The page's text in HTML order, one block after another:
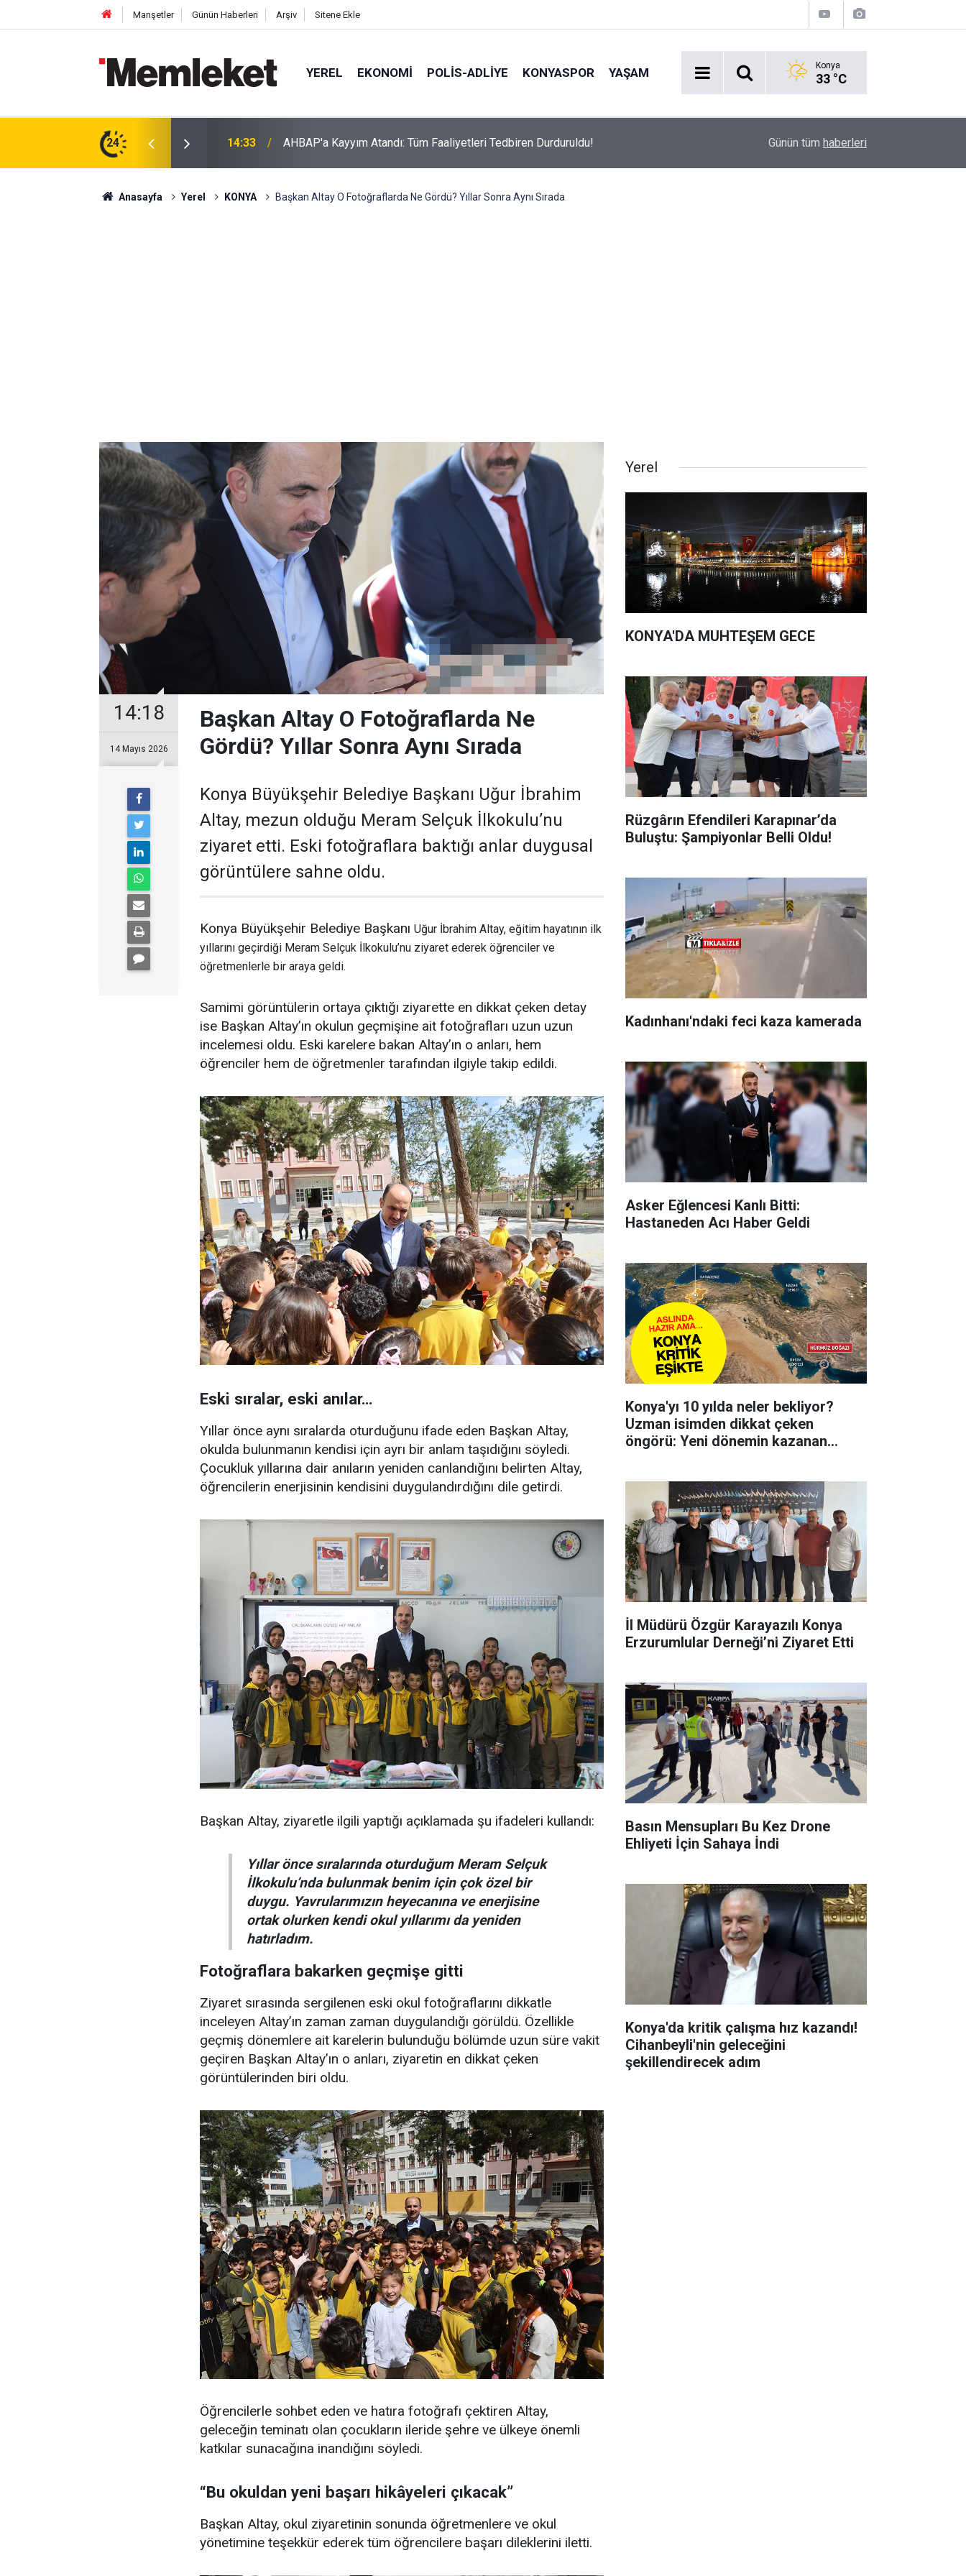
Manşetler Günün Haberleri Arşiv Sitene Ekle
YEREL EKONOMI POLİS-ADLİYE KONYASPOR YAŞAM Konya
33 °C
24
Tedbiren Durduruldu! 14:31 Espressolab'ın "Ömür Boyu Bedava Kahve" Ödülü Sahibini Buldu! Okullara 30 bin güvenlik personeli alınacak
Günün tüm haberleri
Anasayfa Yerel KONYA Başkan Altay O Fotoğraflarda Ne Gördü? Yıllar Sonra Aynı Sırada
14:18
14 Mayıs 2026
Başkan Altay O Fotoğraflarda Ne
Gördü? Yıllar Sonra Aynı Sırada
Konya Büyükşehir Belediye Başkanı Uğur İbrahim
Altay, mezun olduğu Meram Selçuk İlkokulu’nu
ziyaret etti. Eski fotoğraflara baktığı anlar duygusal
görüntülere sahne oldu.
Konya Büyükşehir Belediye Başkanı Uğur İbrahim Altay, eğitim hayatının ilk
yıllarını geçirdiği Meram Selçuk İlkokulu’nu ziyaret ederek öğrenciler ve
öğretmenlerle bir araya geldi.
Samimi görüntülerin ortaya çıktığı ziyarette en dikkat çeken detay
ise Başkan Altay’ın okulun geçmişine ait fotoğrafları uzun uzun
incelemesi oldu. Eski karelere bakan Altay’ın o anları, hem
öğrenciler hem de öğretmenler tarafından ilgiyle takip edildi.
Eski sıralar, eski anılar…
Yıllar önce aynı sıralarda oturduğunu ifade eden Başkan Altay,
okulda bulunmanın kendisi için ayrı bir anlam taşıdığını söyledi.
Çocukluk yıllarına dair anıların yeniden canlandığını belirten Altay,
öğrencilerin enerjisinin kendisini duygulandırdığını dile getirdi.
Başkan Altay, ziyaretle ilgili yaptığı açıklamada şu ifadeleri kullandı:
Yıllar önce sıralarında oturduğum Meram Selçuk
İlkokulu’nda bulunmak benim için çok özel bir
duygu. Yavrularımızın heyecanına ve enerjisine
ortak olurken kendi okul yıllarımı da yeniden
hatırladım.
Fotoğraflara bakarken geçmişe gitti
Ziyaret sırasında sergilenen eski okul fotoğraflarını dikkatle
inceleyen Altay’ın zaman zaman duygulandığı görüldü. Özellikle
geçmiş dönemlere ait karelerin bulunduğu bölümde uzun süre vakit
geçiren Başkan Altay’ın o anları, ziyaretin en dikkat çeken
görüntülerinden biri oldu.
Öğrencilerle sohbet eden ve hatıra fotoğrafı çektiren Altay,
geleceğin teminatı olan çocukların ileride şehre ve ülkeye önemli
katkılar sunacağına inandığını söyledi.
“Bu okuldan yeni başarı hikâyeleri çıkacak”
Başkan Altay, okul ziyaretinin sonunda öğretmenlere ve okul
yönetimine teşekkür ederek tüm öğrencilere başarı dileklerini iletti.
Yerel
KONYA'DA MUHTEŞEM GECE
Rüzgârın Efendileri Karapınar’da
Buluştu: Şampiyonlar Belli Oldu!
Kadınhanı'ndaki feci kaza kamerada
Asker Eğlencesi Kanlı Bitti:
Hastaneden Acı Haber Geldi
Konya'yı 10 yılda neler bekliyor?
Uzman isimden dikkat çeken
öngörü: Yeni dönemin kazanan
İl Müdürü Özgür Karayazılı Konya
Erzurumlular Derneği’ni Ziyaret Etti
Basın Mensupları Bu Kez Drone
Ehliyeti İçin Sahaya İndi
Konya'da kritik çalışma hız kazandı!
Cihanbeyli'nin geleceğini
şekillendirecek adım